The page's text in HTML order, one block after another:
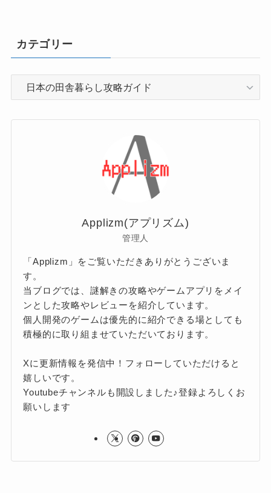
カテゴリー
Applizm(アプリズム)
管理人
「Applizm」をご覧いただきありがとうございま
す。
当ブログでは、謎解きの攻略やゲームアプリをメイ
ンとした攻略やレビューを紹介しています。
個人開発のゲームは優先的に紹介できる場としても
積極的に取り組ませていただいております。
Xに更新情報を発信中！フォローしていただけると
嬉しいです。
Youtubeチャンネルも開設しました♪登録よろしくお
願いします